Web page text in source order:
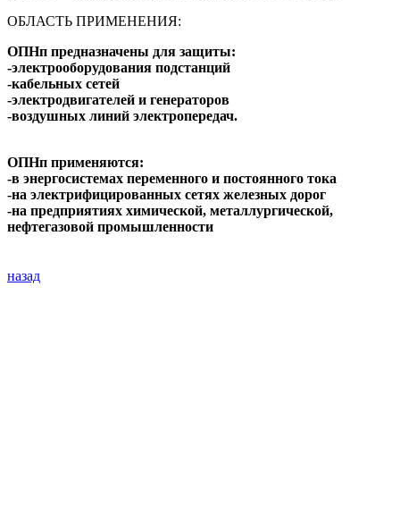
ОБЛАСТЬ ПРИМЕНЕНИЯ:
ОПНп предназначены для защиты:
-электрооборудования подстанций
-кабельных сетей
-электродвигателей и генераторов
-воздушных линий электропередач.
ОПНп применяются:
-в энергосистемах переменного и постоянного тока
-на электрифицированных сетях железных дорог
-на предприятиях химической, металлургической,
нефтегазовой промышленности
назад